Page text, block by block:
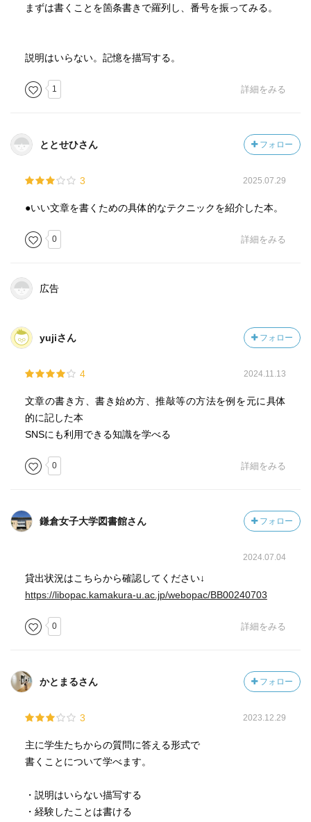
まずは書くことを箇条書きで羅列し、番号を振ってみる。
説明はいらない。記憶を描写する。
1 詳細をみる
ととせひさん フォロー
3 2025.07.29
●いい文章を書くための具体的なテクニックを紹介した本。
0 詳細をみる
広告
yujiさん フォロー
4 2024.11.13
文章の書き方、書き始め方、推敲等の方法を例を元に具体
的に記した本
SNSにも利用できる知識を学べる
0 詳細をみる
鎌倉女子大学図書館さん フォロー
2024.07.04
貸出状況はこちらから確認してください↓
https://libopac.kamakura-u.ac.jp/webopac/BB00240703
0 詳細をみる
かとまるさん フォロー
3 2023.12.29
主に学生たちからの質問に答える形式で
書くことについて学べます。
・説明はいらない描写する
・経験したことは書ける